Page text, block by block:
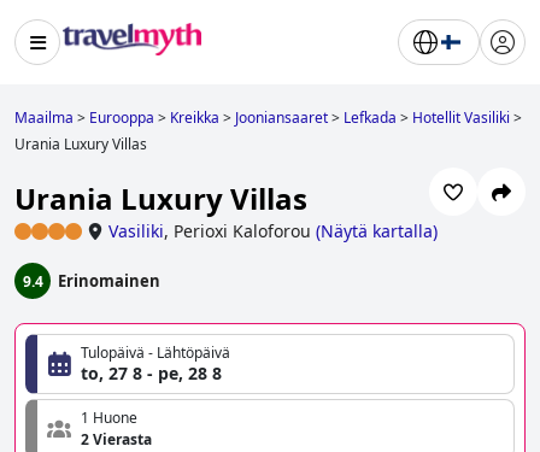
Maailma > Eurooppa > Kreikka > Jooniansaaret> Lefkada > Hotellit Vasiliki >
Urania Luxury Villas
Urania Luxury Villas
Vasiliki, Perioxi Kaloforou (Näytä kartalla)
9.4 Erinomainen
Tulopäivä - Lähtöpäivä
to, 27 8 - pe, 28 8
1 Huone
2 Vierasta